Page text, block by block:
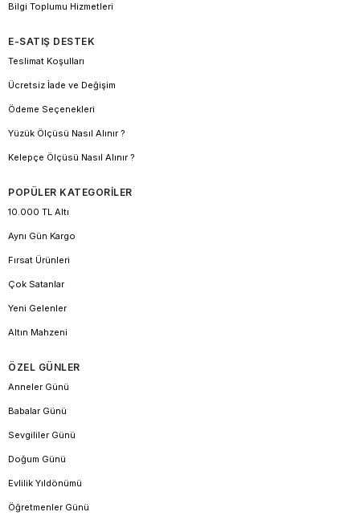
Bilgi Toplumu Hizmetleri
E-SATIŞ DESTEK
Teslimat Koşulları
Ücretsiz İade ve Değişim
Ödeme Seçenekleri
Yüzük Ölçüsü Nasıl Alınır ?
Kelepçe Ölçüsü Nasıl Alınır ?
POPÜLER KATEGORİLER
10.000 TL Altı
Aynı Gün Kargo
Fırsat Ürünleri
Çok Satanlar
Yeni Gelenler
Altın Mahzeni
ÖZEL GÜNLER
Anneler Günü
Babalar Günü
Sevgililer Günü
Doğum Günü
Evlilik Yıldönümü
Öğretmenler Günü